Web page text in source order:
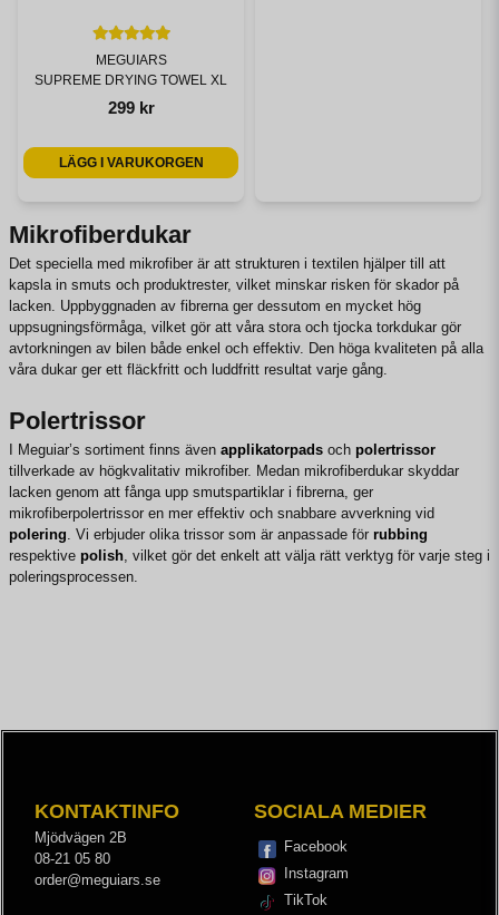
MEGUIARS
SUPREME DRYING TOWEL XL
299 kr
LÄGG I VARUKORGEN
Mikrofiberdukar
Det speciella med mikrofiber är att strukturen i textilen hjälper till att
kapsla in smuts och produktrester, vilket minskar risken för skador på
lacken. Uppbyggnaden av fibrerna ger dessutom en mycket hög
uppsugningsförmåga, vilket gör att våra stora och tjocka torkdukar gör
avtorkningen av bilen både enkel och effektiv. Den höga kvaliteten på alla
våra dukar ger ett fläckfritt och luddfritt resultat varje gång.
Polertrissor
I Meguiar’s sortiment finns även applikatorpads och polertrissor
tillverkade av högkvalitativ mikrofiber. Medan mikrofiberdukar skyddar
lacken genom att fånga upp smutspartiklar i fibrerna, ger
mikrofiberpolertrissor en mer effektiv och snabbare avverkning vid
polering. Vi erbjuder olika trissor som är anpassade för rubbing
respektive polish, vilket gör det enkelt att välja rätt verktyg för varje steg i
poleringsprocessen.
KONTAKTINFO
Mjödvägen 2B
08-21 05 80
order@meguiars.se
SOCIALA MEDIER
Facebook
Instagram
TikTok